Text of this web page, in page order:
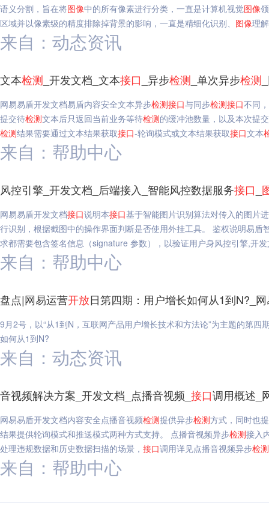
语义分割，旨在将图像中的所有像素进行分类，一直是计算机视觉图像
区域并以像素级的精度排除掉背景的影响，一直是精细化识别、 图像理
来自：动态资讯
文本检测 _开发文档_文本接口 _异步检测 _单次异步检测
网易易盾开发文档易盾内容安全文本异步检测接口与同步检测接口不同
提交待检测文本后只返回当前业务等待检测的缓冲池数量，以及本次提
检测结果需要通过文本结果获取接口-轮询模式或文本结果获取接口文本
来自：帮助中心
风控引擎_开发文档_后端接入_智能风控数据服务接口
网易易盾开发文档接口说明本接口基于智能图片识别算法对传入的图片
行识别，根据截图中的操作界面判断是否使用外挂工具。 鉴权说明易盾
求都需要包含签名信息（signature 参数），以验证用户身风控引擎,开
来自：帮助中心
盘点|网易运营开放日第四期：用户增长如何从1到N?_
9月2号，以“从1到N，互联网产品用户增长技术和方法论”为主题的第四
如何从1到N?
来自：动态资讯
音视频解决方案_开发文档_点播音视频_ 接口调用概述_
网易易盾开发文档内容安全点播音视频检测提供异步检测方式，同时也
结果提供轮询模式和推送模式两种方式支持。 点播音视频异步检测接入
处理违规数据和历史数据扫描的场景， 接口调用详见点播音视频异步检测
来自：帮助中心